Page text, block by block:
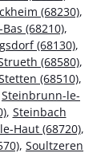
(68230),
(68210),
(68130),
(68580),
(68510),
Steinbrunn-le-
, Steinbach
Haut (68720),
, Soultzeren